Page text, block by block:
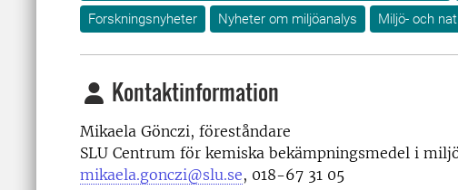
Forskningsnyheter
Nyheter om miljöanalys Miljö- och
Kontaktinformation
Mikaela Gönczi, föreståndare
SLU Centrum för kemiska bekämpningsmedel i
mikaela.gonczi@slu.se, 018-67 31 05